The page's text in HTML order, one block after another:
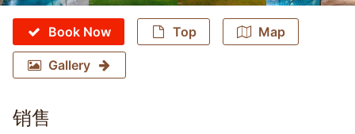
Book Now Top Map
Gallery
销售